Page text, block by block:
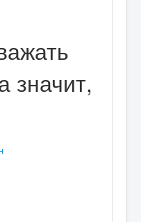
значит,